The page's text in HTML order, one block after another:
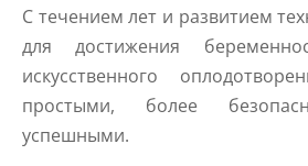
С течением лет и развитием
для достижения
искусственного
простыми, более
успешными.